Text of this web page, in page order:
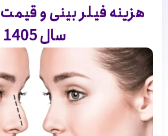
هزینه فیلر بینی و
سال 1405